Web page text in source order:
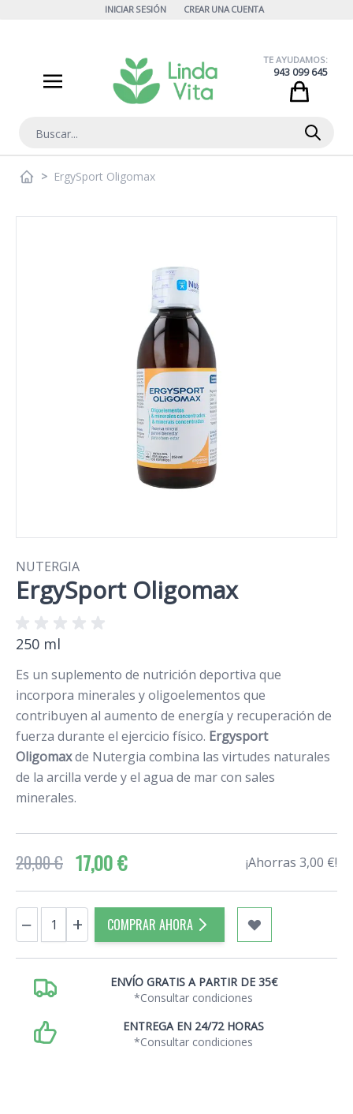
INICIAR SESIÓN CREAR UNA CUENTA
Buscar
TE AYUDAMOS:
943 099 645
> ErgySport Oligomax
NUTERGIA
ErgySport Oligomax
250 ml
Es un suplemento de nutrición deportiva que
incorpora minerales y oligoelementos que
contribuyen al aumento de energía y recuperación de
fuerza durante el ejercicio físico. Ergysport
Oligomaxde Nutergia combina las virtudes naturales
de la arcilla verde y el agua de mar con sales
minerales.
20,00 € 17,00 € ¡Ahorras 3,00 €!
Cantidad
− + COMPRAR AHORA
ENVÍO GRATIS A PARTIR DE 35€
*Consultar condiciones
ENTREGA EN 24/72 HORAS
*Consultar condiciones